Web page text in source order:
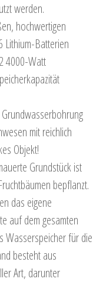
werden.
hochwertigen
Lithium-Batterien
4000-Watt
mit reichlich
Objekt!
Grundstück ist
bepflanzt.
das eigene
auf dem gesamten
Wasserspeicher für die
besteht aus
Art, darunter